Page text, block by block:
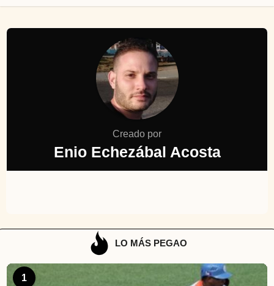
Creado por
Enio Echezábal Acosta
LO MÁS PEGAO
1